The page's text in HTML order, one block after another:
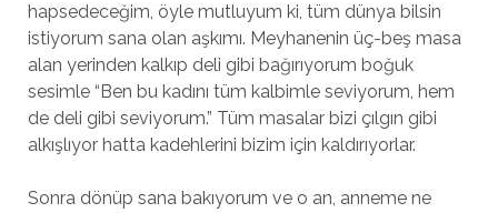
hapsedeceğim, öyle mutluyum ki, tüm dünya bilsin
istiyorum sana olan aşkımı. Meyhanenin üç-beş masa
alan yerinden kalkıp deli gibi bağırıyorum boğuk
sesimle “Ben bu kadını tüm kalbimle seviyorum, hem
de deli gibi seviyorum.” Tüm masalar bizi çılgın gibi
alkışlıyor hatta kadehlerini bizim için kaldırıyorlar.
Sonra dönüp sana bakıyorum ve o an, anneme ne